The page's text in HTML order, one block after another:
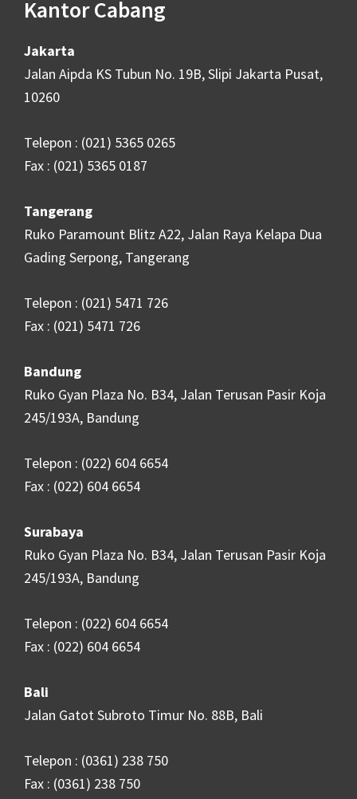
Kantor Cabang
Jakarta
Jalan Aipda KS Tubun No. 19B, Slipi Jakarta Pusat,
10260
Telepon : (021) 5365 0265
Fax : (021) 5365 0187
Tangerang
Ruko Paramount Blitz A22, Jalan Raya Kelapa Dua
Gading Serpong, Tangerang
Telepon : (021) 5471 726
Fax : (021) 5471 726
Bandung
Ruko Gyan Plaza No. B34, Jalan Terusan Pasir Koja
245/193A, Bandung
Telepon : (022) 604 6654
Fax : (022) 604 6654
Surabaya
Ruko Gyan Plaza No. B34, Jalan Terusan Pasir Koja
245/193A, Bandung
Telepon : (022) 604 6654
Fax : (022) 604 6654
Bali
Jalan Gatot Subroto Timur No. 88B, Bali
Telepon : (0361) 238 750
Fax : (0361) 238 750